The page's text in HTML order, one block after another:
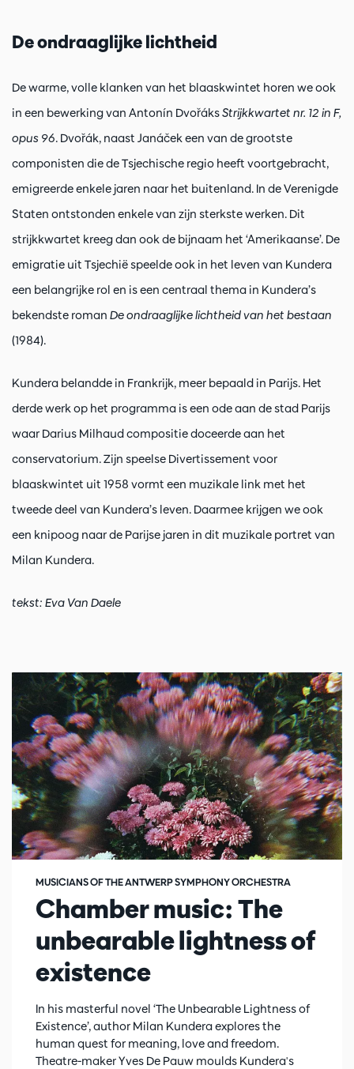
De ondraaglijke lichtheid
De warme, volle klanken van het blaaskwintet horen we ook
in een bewerking van Antonín DvořáksStrijkkwartet nr. 12 in F,
opus 96. Dvořák, naast Janáček een van de grootste
componisten die de Tsjechische regio heeft voortgebracht,
emigreerde enkele jaren naar het buitenland. In de Verenigde
Staten ontstonden enkele van zijn sterkste werken. Dit
strijkkwartet kreeg dan ook de bijnaam het ‘Amerikaanse’. De
emigratie uit Tsjechië speelde ook in het leven van Kundera
een belangrijke rol en is een centraal thema in Kundera’s
bekendste roman De ondraaglijke lichtheid van het bestaan
(1984).
Kundera belandde in Frankrijk, meer bepaald in Parijs. Het
derde werk op het programma is een ode aan de stad Parijs
waar Darius Milhaud compositie doceerde aan het
conservatorium. Zijn speelse Divertissement voor
blaaskwintet uit 1958 vormt een muzikale link met het
tweede deel van Kundera’s leven. Daarmee krijgen we ook
een knipoog naar de Parijse jaren in dit muzikale portret van
Milan Kundera.
tekst: Eva Van Daele
Chamber music: The
unbearable lightness of
existence
MUSICIANS OF THE ANTWERP SYMPHONY ORCHESTRA
In his masterful novel ‘The Unbearable Lightness of
Existence’, author Milan Kundera explores the
human quest for meaning, love and freedom.
Theatre-maker Yves De Pauw moulds Kundera's